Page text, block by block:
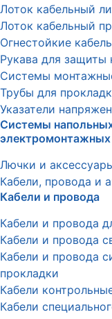
Лоток кабельный
Лоток кабельный
Огнестойкие
Рукава для защиты
Системы
Трубы для
Указатели
Системы
Лючки и
Кабели, провода и
Кабели и провода
Кабели и провода
Кабели и провода
Кабели и провода
прокладки
Кабели
Кабели